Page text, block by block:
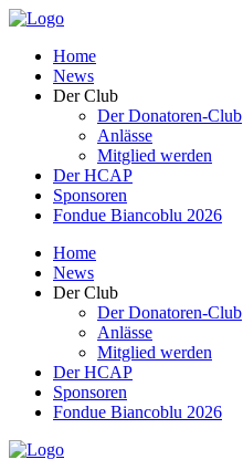
Home
News
Der Club
Der Donatoren-Club
Anlässe
Mitglied werden
Der HCAP
Sponsoren
Fondue Biancoblu 2026
Home
News
Der Club
Der Donatoren-Club
Anlässe
Mitglied werden
Der HCAP
Sponsoren
Fondue Biancoblu 2026